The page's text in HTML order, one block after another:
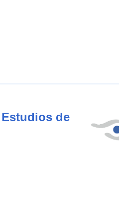
de